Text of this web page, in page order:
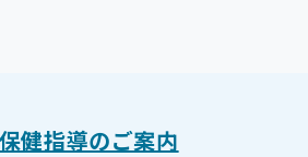
健指導のご案内